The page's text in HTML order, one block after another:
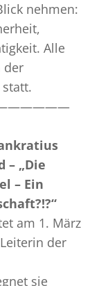
nehmen:
Alle
der
– „Die
– Ein
am 1. März
der
sie